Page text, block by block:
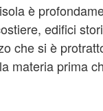
è
edifici
che si è
materia prima